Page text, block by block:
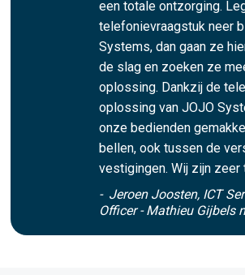
een totale ontzorging.
telefonievraagstuk neer
Systems, dan gaan ze
de slag en zoeken ze
oplossing. Dankzij de
oplossing van JOJO
onze bedienden
bellen, ook tussen de
vestigingen. Wij zijn zeer
- Jeroen Joosten, ICT
Officer - Mathieu Gijbels